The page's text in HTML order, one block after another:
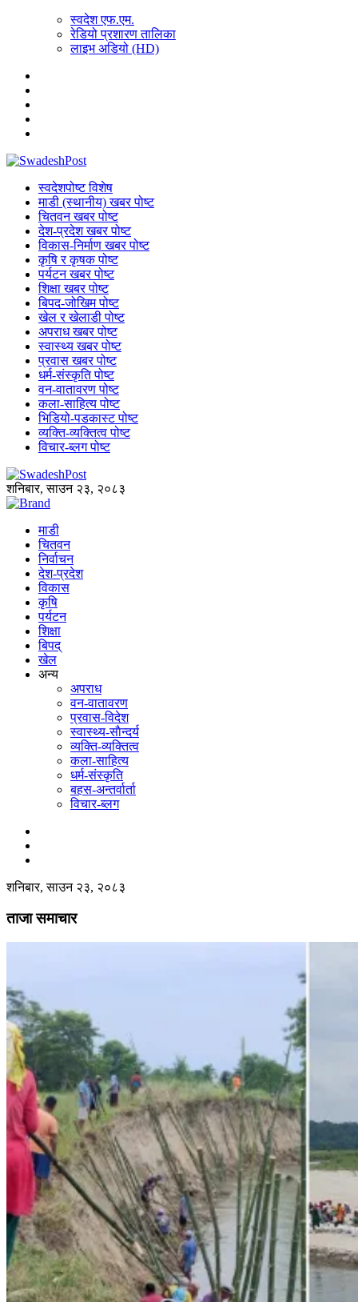
स्वदेश एफ.एम.
रेडियो प्रशारण तालिका
लाइभ अडियो (HD)
स्वदेशपोष्ट विशेष
माडी (स्थानीय) खबर पोष्ट
चितवन खबर पोष्ट
देश-प्रदेश खबर पोष्ट
विकास-निर्माण खबर पोष्ट
कृषि र कृषक पोष्ट
पर्यटन खबर पोष्ट
शिक्षा खबर पोष्ट
बिपद-जोखिम पोष्ट
खेल र खेलाडी पोष्ट
अपराध खबर पोष्ट
स्वास्थ्य खबर पोष्ट
प्रवास खबर पोष्ट
धर्म-संस्कृति पोष्ट
वन-वातावरण पोष्ट
कला-साहित्य पोष्ट
भिडियो-पडकास्ट पोष्ट
व्यक्ति-व्यक्तित्व पोष्ट
विचार-ब्लग पोष्ट
शनिबार, साउन २३, २०८३
माडी
चितवन
निर्वाचन
देश-प्रदेश
विकास
कृषि
पर्यटन
शिक्षा
बिपद्
खेल
अन्य
अपराध
वन-वातावरण
प्रवास-विदेश
स्वास्थ्य-साैन्दर्य
व्यक्ति-व्यक्तित्व
कला-साहित्य
धर्म-संस्कृति
बहस-अन्तर्वार्ता
विचार-ब्लग
शनिबार, साउन २३, २०८३
ताजा समाचार